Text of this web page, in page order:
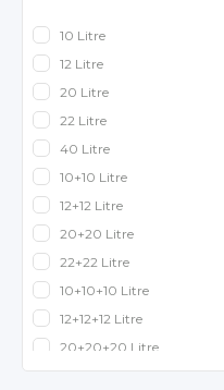
10 Litre
12 Litre
20 Litre
22 Litre
40 Litre
10+10 Litre
12+12 Litre
20+20 Litre
22+22 Litre
10+10+10 Litre
12+12+12 Litre
20+20+20 Litre